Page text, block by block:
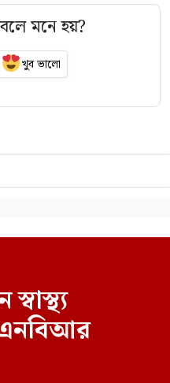
মনে হয়?
খুব ভালো
এনবিআর